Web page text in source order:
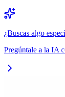
¿Buscas algo
Pregúntale a la IA